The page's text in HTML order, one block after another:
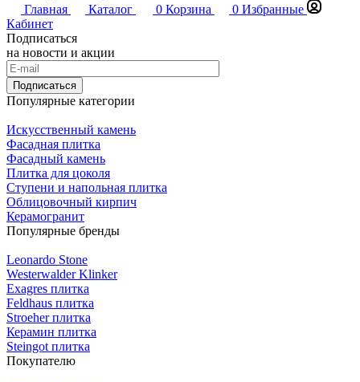
Главная
Каталог 0 Корзина 0 Избранные
Кабинет
Подписаться
на новости и акции
Подписаться
Популярные категории
Искусственный камень
Фасадная плитка
Фасадный камень
Плитка для цоколя
Ступени и напольная плитка
Облицовочный кирпич
Керамогранит
Популярные бренды
Leonardo Stone
Westerwalder Klinker
Exagres плитка
Feldhaus плитка
Stroeher плитка
Керамин плитка
Steingot плитка
Покупателю